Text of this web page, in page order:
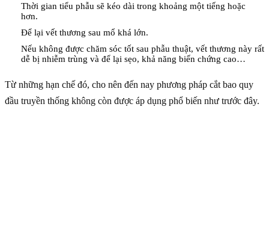
Thời gian tiểu phẫu sẽ kéo dài trong khoảng một tiếng hoặc
hơn.
Để lại vết thương sau mổ khá lớn.
Nếu không được chăm sóc tốt sau phẫu thuật, vết thương này rất
dễ bị nhiễm trùng và để lại sẹo, khả năng biến chứng cao…
Từ những hạn chế đó, cho nên đến nay phương pháp cắt bao quy
đầu truyền thống không còn được áp dụng phổ biến như trước đây.